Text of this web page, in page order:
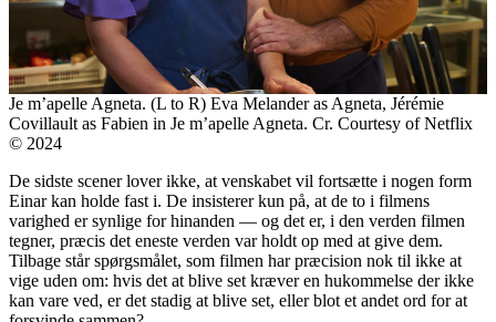
Je m’apelle Agneta. (L to R) Eva Melander as Agneta, Jérémie
Covillault as Fabien in Je m’apelle Agneta. Cr. Courtesy of Netflix
© 2024
De sidste scener lover ikke, at venskabet vil fortsætte i nogen form
Einar kan holde fast i. De insisterer kun på, at de to i filmens
varighed er synlige for hinanden — og det er, i den verden filmen
tegner, præcis det eneste verden var holdt op med at give dem.
Tilbage står spørgsmålet, som filmen har præcision nok til ikke at
vige uden om: hvis det at blive set kræver en hukommelse der ikke
kan vare ved, er det stadig at blive set, eller blot et andet ord for at